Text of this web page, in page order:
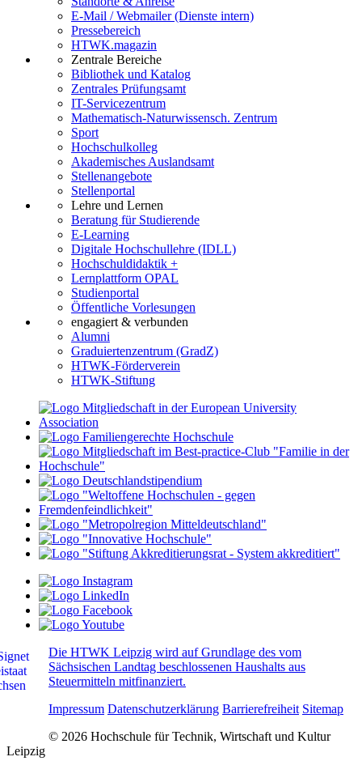
E-Mail / Webmailer (Dienste intern)
Pressebereich
HTWK.magazin
Zentrale Bereiche
Bibliothek und Katalog
Zentrales Prüfungsamt
IT-Servicezentrum
Mathematisch-Naturwissensch. Zentrum
Sport
Hochschulkolleg
Akademisches Auslandsamt
Stellenangebote
Stellenportal
Lehre und Lernen
Beratung für Studierende
E-Learning
Digitale Hochschullehre (IDLL)
Hochschuldidaktik +
Lernplattform OPAL
Studienportal
Öffentliche Vorlesungen
engagiert & verbunden
Alumni
Graduiertenzentrum (GradZ)
HTWK-Förderverein
HTWK-Stiftung
Die HTWK Leipzig wird auf Grundlage des vom
Sächsischen Landtag beschlossenen Haushalts aus
Steuermitteln mitfinanziert.
Impressum Datenschutzerklärung Barrierefreiheit Sitemap
© 2026 Hochschule für Technik, Wirtschaft und Kultur
Leipzig